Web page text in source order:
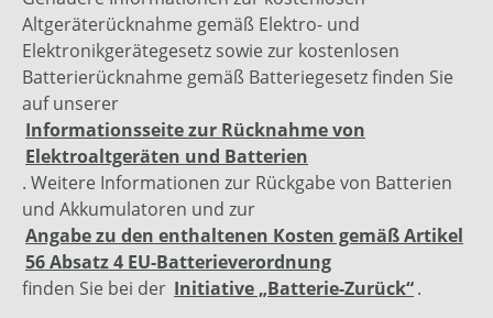
Altgeräterücknahme gemäß Elektro- und
Elektronikgerätegesetz sowie zur kostenlosen
Batterierücknahme gemäß Batteriegesetz finden Sie
auf unserer
Informationsseite zur Rücknahme von
Elektroaltgeräten und Batterien
. Weitere Informationen zur Rückgabe von Batterien
und Akkumulatoren und zur
Angabe zu den enthaltenen Kosten gemäß Artikel
56 Absatz 4 EU-Batterieverordnung
finden Sie bei der Initiative „Batterie-Zurück“.